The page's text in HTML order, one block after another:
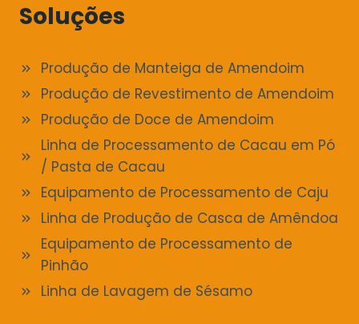
Soluções
Produção de Manteiga de Amendoim
Produção de Revestimento de Amendoim
Produção de Doce de Amendoim
Linha de Processamento de Cacau em Pó
/ Pasta de Cacau
Equipamento de Processamento de Caju
Linha de Produção de Casca de Amêndoa
Equipamento de Processamento de
Pinhão
Linha de Lavagem de Sésamo